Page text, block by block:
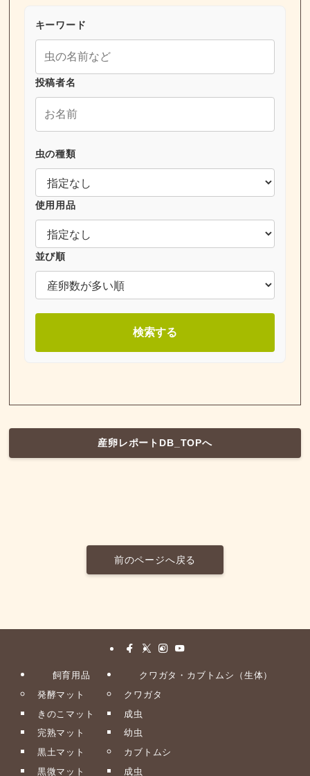
キーワード
投稿者名
虫の種類
使用用品
並び順
検索する
産卵レポートDB_TOPへ
前のページへ戻る
飼育用品
発酵マット
きのこマット
完熟マット
黒土マット
黒微マット
クワガタ・カブトムシ（生体）
クワガタ
成虫
幼虫
カブトムシ
成虫